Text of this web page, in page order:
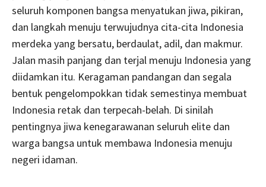
seluruh komponen bangsa menyatukan jiwa, pikiran,
dan langkah menuju terwujudnya cita-cita Indonesia
merdeka yang bersatu, berdaulat, adil, dan makmur.
Jalan masih panjang dan terjal menuju Indonesia yang
diidamkan itu. Keragaman pandangan dan segala
bentuk pengelompokkan tidak semestinya membuat
Indonesia retak dan terpecah-belah. Di sinilah
pentingnya jiwa kenegarawanan seluruh elite dan
warga bangsa untuk membawa Indonesia menuju
negeri idaman.